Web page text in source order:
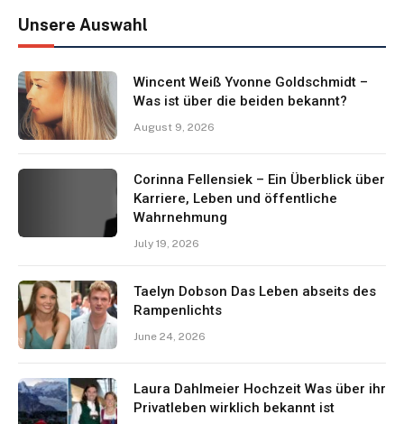
Unsere Auswahl
Wincent Weiß Yvonne Goldschmidt –
Was ist über die beiden bekannt?
August 9, 2026
Corinna Fellensiek – Ein Überblick über
Karriere, Leben und öffentliche
Wahrnehmung
July 19, 2026
Taelyn Dobson Das Leben abseits des
Rampenlichts
June 24, 2026
Laura Dahlmeier Hochzeit Was über ihr
Privatleben wirklich bekannt ist